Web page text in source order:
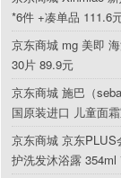
*6件 +凑单品 111.6
京东商城 mg 美即
30片 89.9元
京东商城 施巴（
国原装进口 儿童面
京东商城 京东
护洗发沐浴露 354ml